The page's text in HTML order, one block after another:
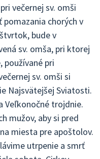
večernej sv. omši
chorých v
bude v
sv. omša, pri ktorej
používané pri
sv. omši si
Najsvätejšej Sviatosti.
Veľkonočné trojdnie.
mužov, aby si pred
miesta pre apoštolov.
utrpenie a smrť